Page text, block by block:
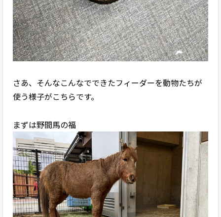
さあ、そんなこんなでできたフィーダーを動物たちが
使う様子がこちらです。
まずは野間馬の福